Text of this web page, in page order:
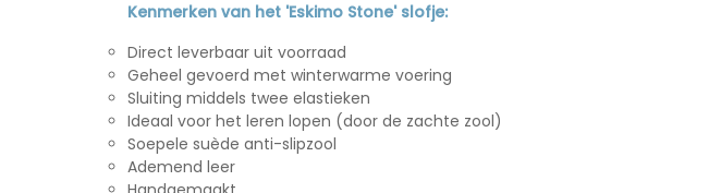
Kenmerken van het 'Eskimo Stone' slofje:
Direct leverbaar uit voorraad
Geheel gevoerd met winterwarme voering
Sluiting middels twee elastieken
Ideaal voor het leren lopen (door de zachte zool)
Soepele suède anti-slipzool
Ademend leer